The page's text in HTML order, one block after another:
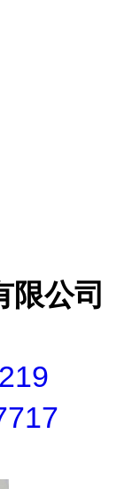
限公司